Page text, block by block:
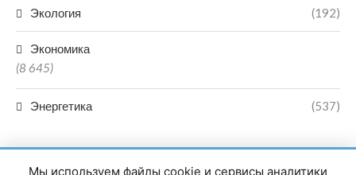
Экология (192)
Экономика
(8 645)
Энергетика (537)
Мы используем файлы cookie и сервисы аналитики